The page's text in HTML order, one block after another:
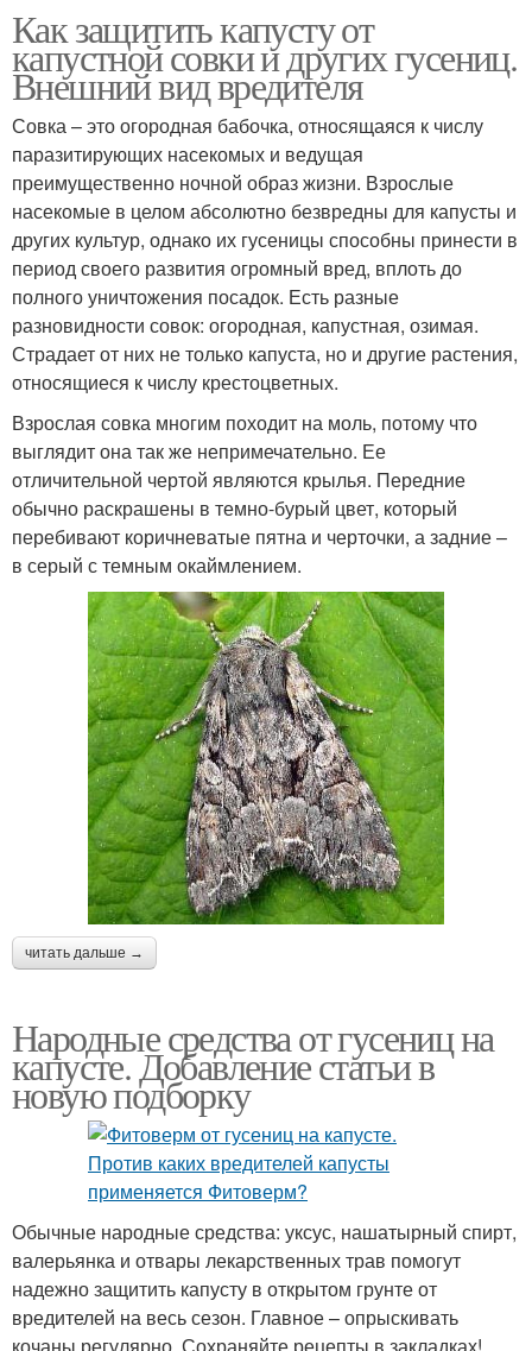
Как защитить капусту от
капустной совки и других гусениц.
Внешний вид вредителя
Совка – это огородная бабочка, относящаяся к числу
паразитирующих насекомых и ведущая
преимущественно ночной образ жизни. Взрослые
насекомые в целом абсолютно безвредны для капусты и
других культур, однако их гусеницы способны принести в
период своего развития огромный вред, вплоть до
полного уничтожения посадок. Есть разные
разновидности совок: огородная, капустная, озимая.
Страдает от них не только капуста, но и другие растения,
относящиеся к числу крестоцветных.
Взрослая совка многим походит на моль, потому что
выглядит она так же непримечательно. Ее
отличительной чертой являются крылья. Передние
обычно раскрашены в темно-бурый цвет, который
перебивают коричневатые пятна и черточки, а задние –
в серый с темным окаймлением.
читать дальше →
Народные средства от гусениц на
капусте. Добавление статьи в
новую подборку
Обычные народные средства: уксус, нашатырный спирт,
валерьянка и отвары лекарственных трав помогут
надежно защитить капусту в открытом грунте от
вредителей на весь сезон. Главное – опрыскивать